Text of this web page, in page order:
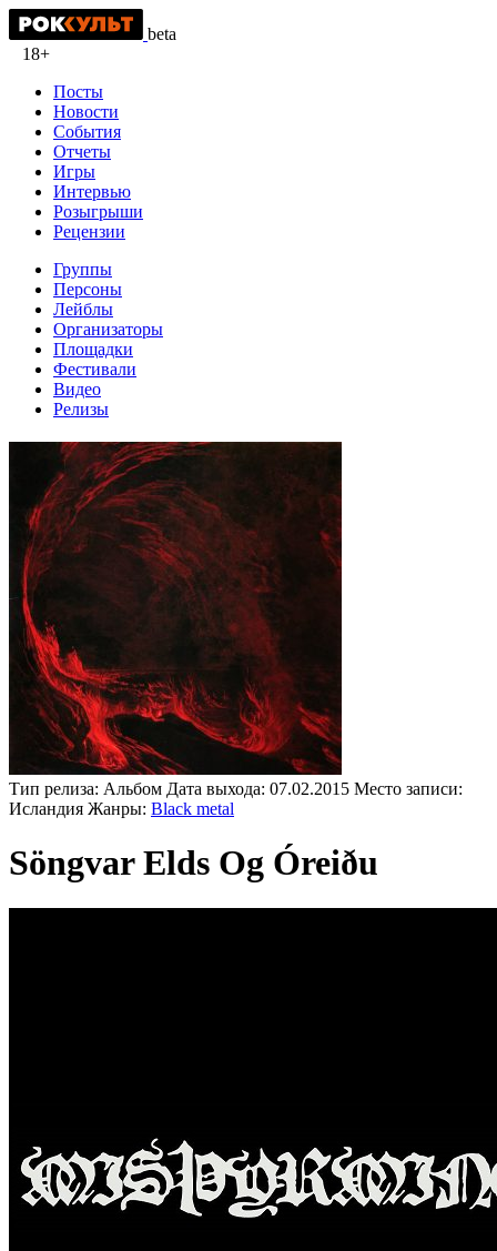
beta
18+
Посты
Новости
События
Отчеты
Игры
Интервью
Розыгрыши
Рецензии
Группы
Персоны
Лейблы
Организаторы
Площадки
Фестивали
Видео
Релизы
Тип релиза: Альбом Дата выхода: 07.02.2015 Место записи:
Исландия Жанры: Black metal
Söngvar Elds Og Óreiðu